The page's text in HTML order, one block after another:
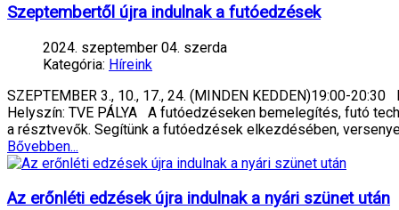
Szeptembertől újra indulnak a futóedzések
2024. szeptember 04. szerda
Kategória: Híreink
SZEPTEMBER 3., 10., 17., 24. (MINDEN KEDDEN)19:00-
Helyszín: TVE PÁLYA A futóedzéseken bemelegítés, futó
a résztvevők. Segítünk a futóedzések elkezdésében,
Bővebben...
Az erőnléti edzések újra indulnak a nyári szünet után